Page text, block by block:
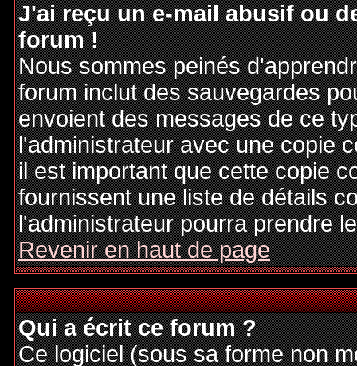
J'ai reçu un e-mail abusif ou
forum !
Nous sommes peinés
forum inclut des sauvegardes
envoient des messages de ce
l'administrateur avec une copie
il est important que cette copie
fournissent une liste de détails
l'administrateur pourra prendre
Revenir en haut de page
Qui a écrit ce forum ?
Ce logiciel (sous sa forme non